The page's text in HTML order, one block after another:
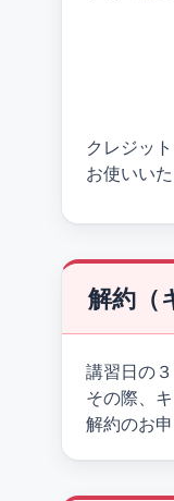
クレジッ
お使いい
解約（
講習日の
その際、
解約のお